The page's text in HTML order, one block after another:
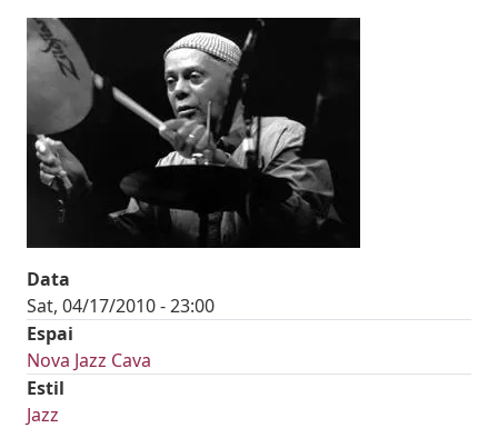
Imatges
Image
Data
Sat, 04/17/2010 - 23:00
Espai
Nova Jazz Cava
Estil
Jazz